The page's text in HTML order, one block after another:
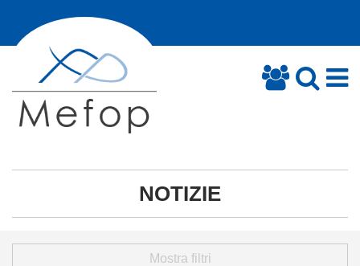
NOTIZIE
Mostra filtri